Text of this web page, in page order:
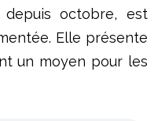
octobre, est
Elle présente
un moyen pour les